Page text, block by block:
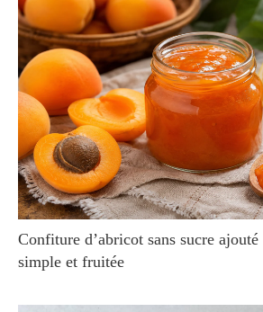
Confiture d’abricot sans sucre
simple et fruitée